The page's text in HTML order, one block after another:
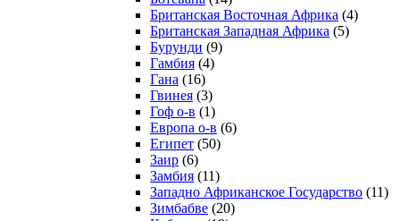
Британская Восточная Африка (4)
Британская Западная Африка (5)
Бурунди (9)
Гамбия (4)
Гана (16)
Гвинея (3)
Гоф о-в (1)
Европа о-в (6)
Египет (50)
Заир (6)
Замбия (11)
Западно Африканское Государство (11)
Зимбабве (20)